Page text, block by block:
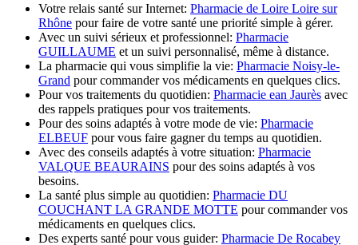
Votre relais santé sur Internet: Pharmacie de Loire Loire sur
Rhône pour faire de votre santé une priorité simple à gérer.
Avec un suivi sérieux et professionnel: Pharmacie
GUILLAUME et un suivi personnalisé, même à distance.
La pharmacie qui vous simplifie la vie: Pharmacie Noisy-le-
Grand pour commander vos médicaments en quelques clics.
Pour vos traitements du quotidien: Pharmacie ean Jaurès avec
des rappels pratiques pour vos traitements.
Pour des soins adaptés à votre mode de vie: Pharmacie
ELBEUF pour vous faire gagner du temps au quotidien.
Avec des conseils adaptés à votre situation: Pharmacie
VALQUE BEAURAINS pour des soins adaptés à vos
besoins.
La santé plus simple au quotidien: Pharmacie DU
COUCHANT LA GRANDE MOTTE pour commander vos
médicaments en quelques clics.
Des experts santé pour vous guider: Pharmacie De Rocabey